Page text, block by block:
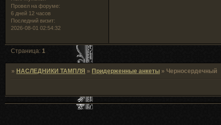
Провел на форуме:
6 дней 12 часов
Последний визит:
2026-08-01 02:54:32
Страница: 1
» НАСЛЕДНИКИ ТАМПЛЯ » Придерженные анкеты »Черносердечный